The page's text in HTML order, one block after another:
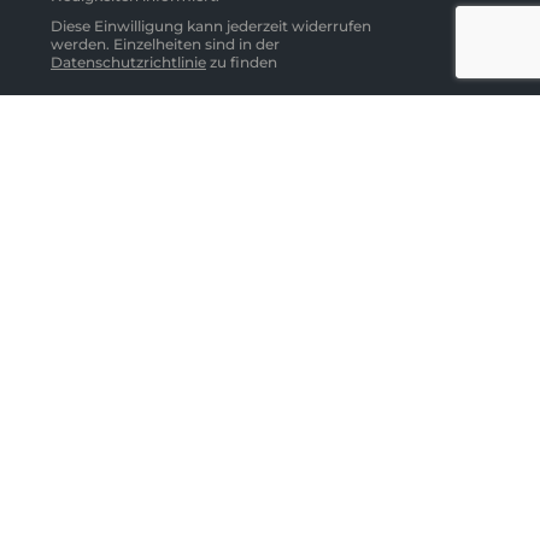
Diese Einwilligung kann jederzeit widerrufen
werden. Einzelheiten sind in der
Datenschutzrichtlinie zu finden